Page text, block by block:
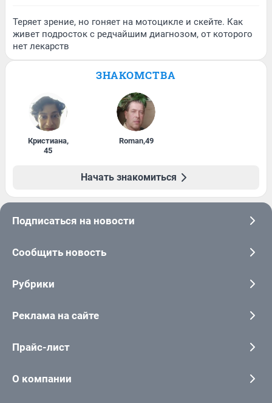
Теряет зрение, но гоняет на мотоцикле и скейте. Как
живет подросток с редчайшим диагнозом, от которого
нет лекарств
ЗНАКОМСТВА
Кристиана,
45
Roman,49
Начать знакомиться
Подписаться на новости
Сообщить новость
Рубрики
Реклама на сайте
Прайс-лист
О компании